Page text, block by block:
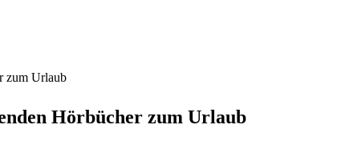
zum Urlaub
Hörbücher zum Urlaub